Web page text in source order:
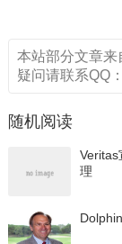
本站部分文章
疑问请联系QQ
随机阅读
Veritas
理